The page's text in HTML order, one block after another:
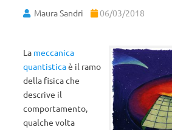
Maura Sandri 06/03/2018
La meccanica
quantisticaè il ramo
della fisica che
descrive il
comportamento,
qualche volta